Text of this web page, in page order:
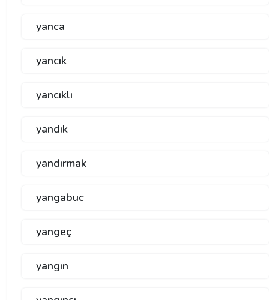
yanca
yancık
yancıklı
yandık
yandırmak
yangabuc
yangeç
yangın